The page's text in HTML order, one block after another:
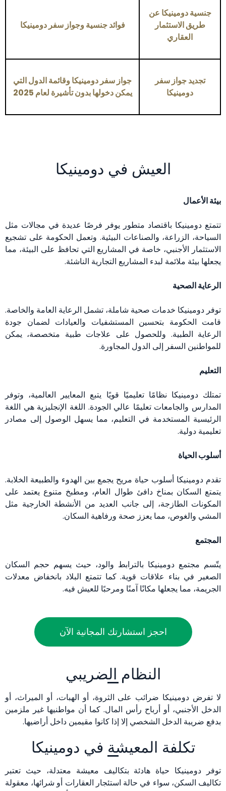
جنسية دومينيكا عن
طريق الاستثمار
العقاري
فوائد جنسية وجواز سفر دومينيكا
تجديد جواز سفر
دومينيكا
جواز سفر دومينيكا وقائمة الدول التي
يمكن دخولها بدون تأشيرة لعام 2025
العيش في دومينيكا
بيئة الأعمال
تتمتع دومينيكا باقتصاد متطور يوفر فرصًا عديدة في مجالات مثل
السياحة، الزراعة، والصناعات البيئية. وتعمل الحكومة على تشجيع
الاستثمار الأجنبي، خاصة في المشاريع التي تحافظ على البيئة، مما
يجعلها بيئة ملائمة لبدء المشاريع التجارية الناشئة.
الرعاية الصحية
توفر دومينيكا خدمات صحية شاملة، تشمل الرعاية العامة والخاصة.
قامت الحكومة بتحسين المستشفيات والعيادات لضمان جودة
الرعاية الطبية. وللحصول على علاجات طبية متخصصة، يمكن
للمواطنين السفر إلى الدول المجاورة.
التعليم
تمتلك دومينيكا نظامًا تعليميًا قويًا يتبع المعايير العالمية، وتوفر
المدارس والجامعات تعليمًا عالي الجودة. اللغة الإنجليزية هي اللغة
الرئيسية المستخدمة في التعليم، مما يسهل الوصول إلى مصادر
تعليمية دولية.
أسلوب الحياة
تقدم دومينيكا أسلوب حياة مريح يجمع بين الهدوء والطبيعة الخلابة.
يتمتع السكان بمناخ دافئ طوال العام، ومطبخ متنوع يعتمد على
المكونات الطازجة، إلى جانب العديد من الأنشطة الخارجية مثل
المشي والغوص، مما يعزز صحة ورفاهية السكان.
المجتمع
يتّسم مجتمع دومينيكا بالترابط والود، حيث يسهم حجم السكان
الصغير في بناء علاقات قوية. كما تتمتع البلاد بانخفاض معدلات
الجريمة، مما يجعلها مكانًا آمنًا ومرحبًا للعيش فيه.
احجز استشارتك المجانية الآن
النظام الضريبي
لا تفرض دومينيكا ضرائب على الثروة، أو الهبات، أو الميراث، أو
الدخل الأجنبي، أو أرباح رأس المال. كما أن مواطنيها غير ملزمين
بدفع ضريبة الدخل الشخصي إلا إذا كانوا مقيمين داخل أراضيها.
تكلفة المعيشة في دومينيكا
توفر دومينيكا حياة هادئة بتكاليف معيشة معتدلة، حيث تعتبر
تكاليف السكن، سواء في حالة استئجار العقارات أو شرائها، معقولة